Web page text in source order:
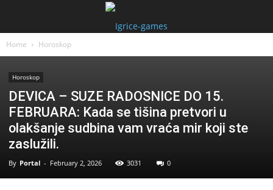
Home Horoskop
Horoskop
DEVICA – SUZE RADOSNICE DO 15.
FEBRUARA: Kada se tišina pretvori u
olakšanje sudbina vam vraća mir koji ste
zaslužili.
By Portal - February 2, 2026 3031 0